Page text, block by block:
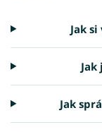
Jak
Jak